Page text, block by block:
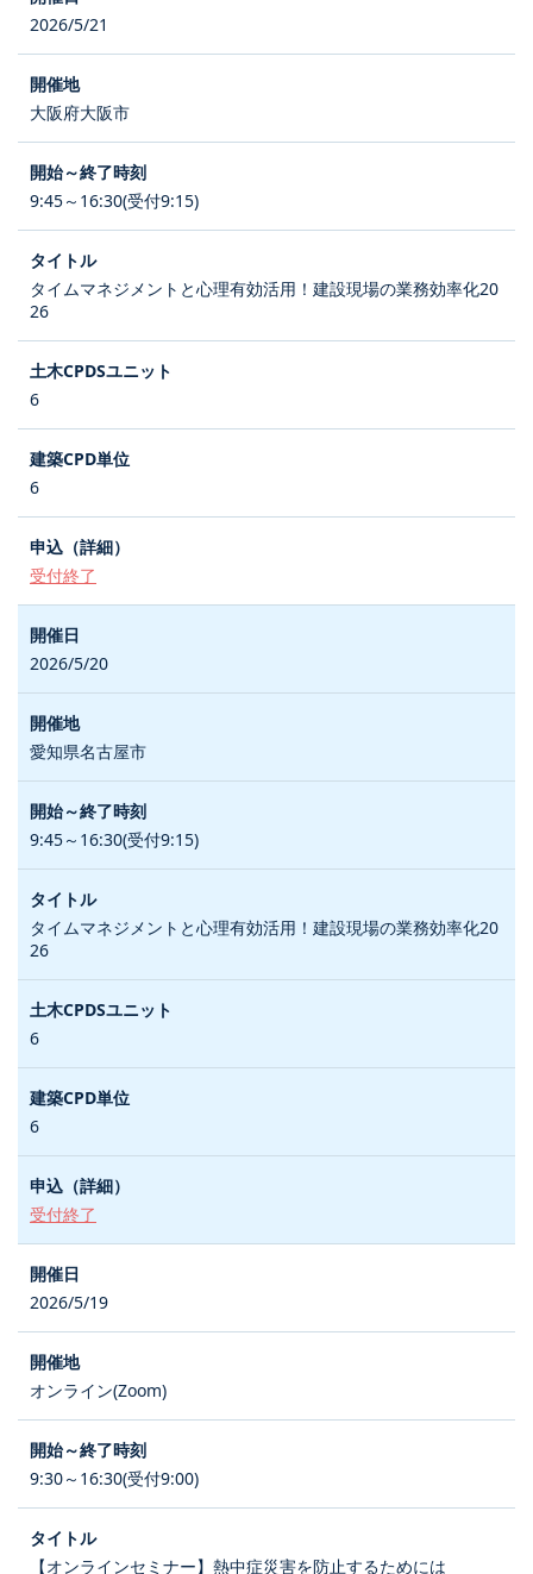
2026/5/21
大阪府大阪市
9:45～16:30(受付9:15)
タイムマネジメントと心理有効活用！建設現場の業務効率化20
26
6
6
受付終了
2026/5/20
愛知県名古屋市
9:45～16:30(受付9:15)
タイムマネジメントと心理有効活用！建設現場の業務効率化20
26
6
6
受付終了
2026/5/19
オンライン(Zoom)
9:30～16:30(受付9:00)
【オンラインセミナー】熱中症災害を防止するためには